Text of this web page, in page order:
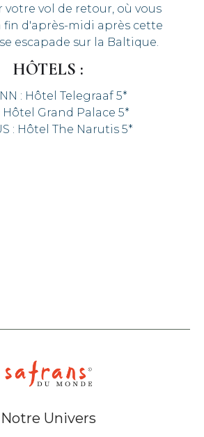
votre vol de retour, où vous
fin d'après-midi après cette
escapade sur la Baltique.
HÔTELS :
: Hôtel Telegraaf 5*
Hôtel Grand Palace 5*
: Hôtel The Narutis 5*
Notre Univers